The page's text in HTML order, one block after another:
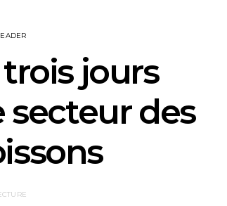
jours
secteur des